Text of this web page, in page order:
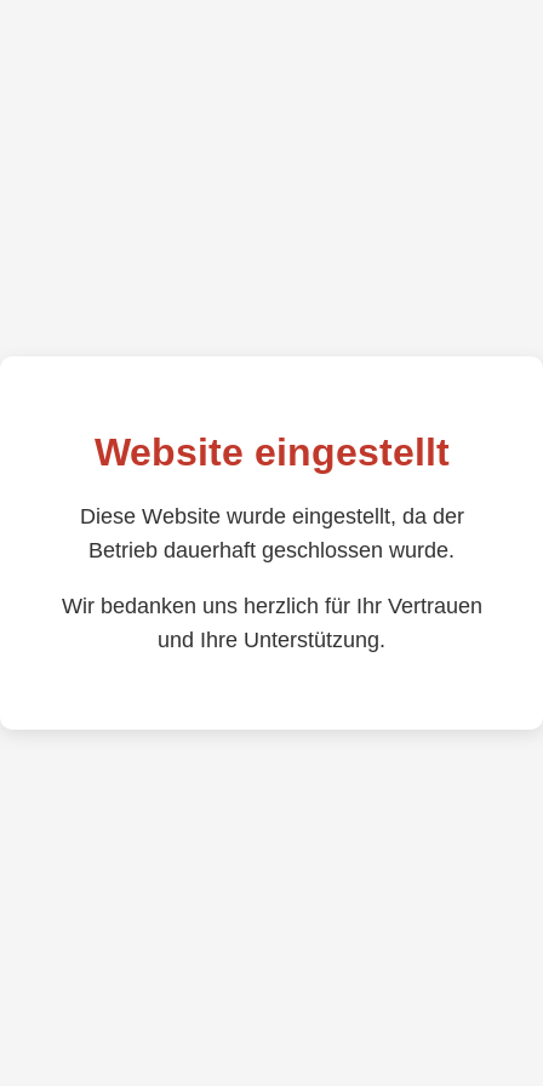
Website eingestellt
Diese Website wurde eingestellt, da der
Betrieb dauerhaft geschlossen wurde.
Wir bedanken uns herzlich für Ihr Vertrauen
und Ihre Unterstützung.